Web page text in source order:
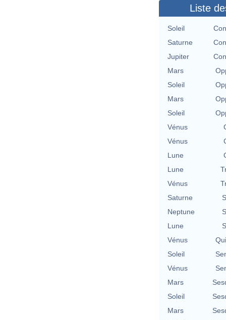
Liste
Soleil
Saturne
Jupiter
Mars
Soleil
Mars
Soleil
Vénus
Vénus
Lune
Lune
Vénus
Saturne
Neptune
Lune
Vénus
Soleil
Vénus
Mars
Soleil
Mars